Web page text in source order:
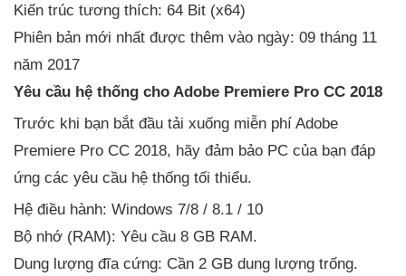
Kiến trúc tương thích: 64 Bit (x64)
Phiên bản mới nhất được thêm vào ngày: 09 tháng 11
năm 2017
Yêu cầu hệ thống cho Adobe Premiere Pro CC 2018
Trước khi bạn bắt đầu tải xuống miễn phí Adobe
Premiere Pro CC 2018, hãy đảm bảo PC của bạn đáp
ứng các yêu cầu hệ thống tối thiểu.
Hệ điều hành: Windows 7/8 / 8.1 / 10
Bộ nhớ (RAM): Yêu cầu 8 GB RAM.
Dung lượng đĩa cứng: Cần 2 GB dung lượng trống.